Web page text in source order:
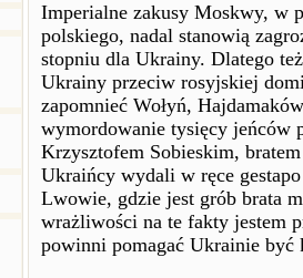
Imperialne zakusy Moskwy, w
polskiego, nadal stanowią
stopniu dla Ukrainy. Dlatego
Ukrainy przeciw rosyjskiej
zapomnieć Wołyń,
wymordowanie tysięcy jeńców
Krzysztofem Sobieskim,
Ukraińcy wydali w ręce
Lwowie, gdzie jest grób brata
wrażliwości na te fakty jestem
powinni pomagać Ukrainie